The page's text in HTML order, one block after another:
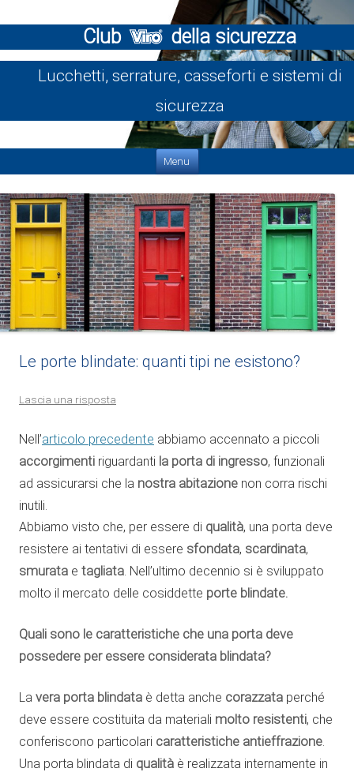
Club della sicurezza
Lucchetti, serrature, casseforti e sistemi di
sicurezza
Menu
Le porte blindate: quanti tipi ne esistono?
Lascia una risposta
Nell’articolo precedente abbiamo accennato a piccoli
accorgimenti riguardanti la porta di ingresso, funzionali
ad assicurarsi che la nostra abitazione non corra rischi
inutili.
Abbiamo visto che, per essere di qualità, una porta deve
resistere ai tentativi di essere sfondata, scardinata,
smurata e tagliata . Nell’ultimo decennio si è sviluppato
molto il mercato delle cosiddette porte blindate.
Quali sono le caratteristiche che una porta deve
possedere per essere considerata blindata?
La vera porta blindata è detta anche corazzata perché
deve essere costituita da materiali molto resistenti, che
conferiscono particolari caratteristiche antieffrazione
Una porta blindata di qualità è realizzata internamente in